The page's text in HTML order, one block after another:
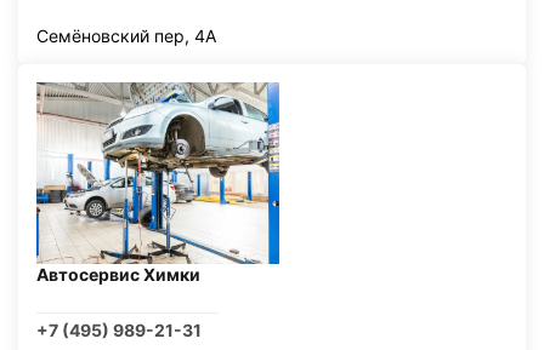
Семёновский пер, 4А
Автосервис Химки
+7 (495) 989-21-31